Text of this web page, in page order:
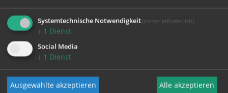
Bitte melden Sie sich mit Ihrem Benutzernamen
und Passwort an.
Benutzername
Systemtechnische Notwendigkeit (immer erforderlich)
↓ 1 Dienst
Social Media
↓ 1 Dienst
Ausgewählte akzeptieren Alle akzeptieren